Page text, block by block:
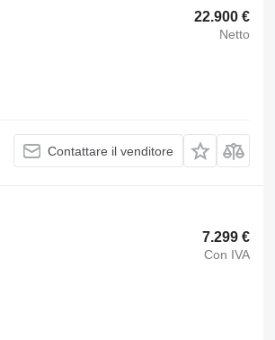
22.900 €
Netto
Contattare il venditore
7.299 €
Con IVA